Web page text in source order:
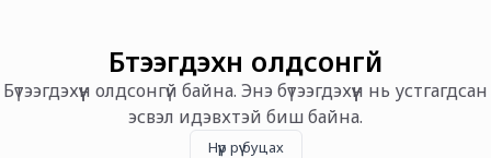
Бүтээгдэхүүн олдсонгүй
Бүтээгдэхүүн олдсонгүй байна. Энэ бүтээгдэхүүн нь устгагдсан
эсвэл идэвхтэй биш байна.
Нүүр рүү буцах